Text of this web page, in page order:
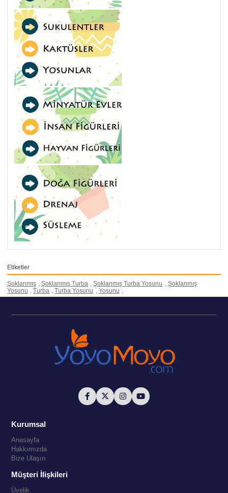
Etiketler
Şoklanmış , Şoklanmış Turba , Şoklanmış Turba Yosunu , Şoklanmış
Yosunu , Turba , Turba Yosunu , Yosunu ,
Kurumsal
Anasayfa
Hakkımızda
Bize Ulaşın
Müşteri İlişkileri
Üyelik